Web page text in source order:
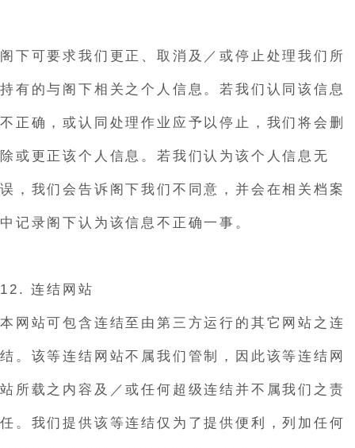
阁下可要求我们更正、取消及／或停止处理我们所
持有的与阁下相关之个人信息。若我们认同该信息
不正确，或认同处理作业应予以停止，我们将会删
除或更正该个人信息。若我们认为该个人信息无
误，我们会告诉阁下我们不同意，并会在相关档案
中记录阁下认为该信息不正确一事。
12. 连结网站
本网站可包含连结至由第三方运行的其它网站之连
结。该等连结网站不属我们管制，因此该等连结网
站所载之内容及／或任何超级连结并不属我们之责
任。我们提供该等连结仅为了提供便利，列加任何